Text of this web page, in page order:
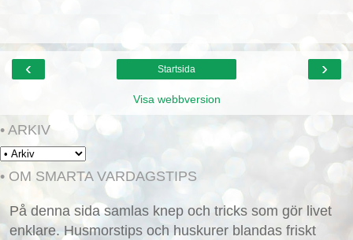
‹ ›
Startsida
Visa webbversion
• ARKIV
• OM SMARTA VARDAGSTIPS
På denna sida samlas knep och tricks som gör livet
enklare. Husmorstips och huskurer blandas friskt